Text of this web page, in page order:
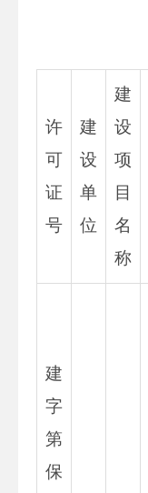
许
可
证
号
建
设
单
位
建
设
项
目
名
称
建
字
第
保